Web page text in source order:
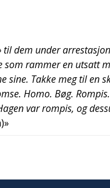
dem under
som rammer en utsatt
sine. Takke meg til en
Homo. Bøg.
var rompis, og